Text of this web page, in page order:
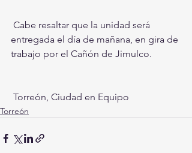
entregada el día de mañana, en gira de
trabajo por el Cañón de Jimulco.
Torreón, Ciudad en Equipo
Torreón